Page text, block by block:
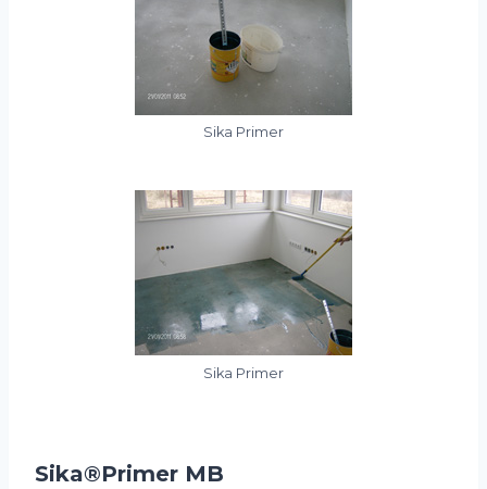
Sika Primer
Sika Primer
Sika®Primer MB